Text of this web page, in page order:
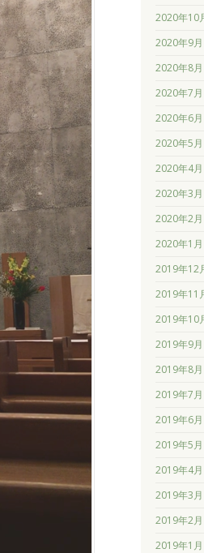
2020年10
2020年9月
2020年8月
2020年7月
2020年6月
2020年5月
2020年4月
2020年3月
2020年2月
2020年1月
2019年12
2019年11
2019年10
2019年9月
2019年8月
2019年7月
2019年6月
2019年5月
2019年4月
2019年3月
2019年2月
2019年1月